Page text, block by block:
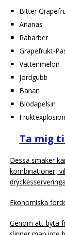
Bitter
Ananas
Rabarber
Grapefrukt-
Vattenmelon
Jordgubb
Banan
Blodapelsin
Fruktexplosion
Ta mig
Dessa smaker
kombinationer,
Ekonomiska
Genom att byta